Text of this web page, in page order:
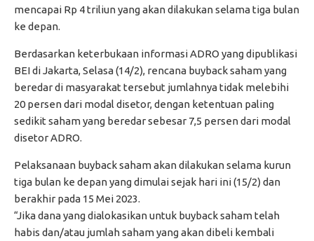
mencapai Rp 4 triliun yang akan dilakukan selama tiga bulan
ke depan.
Berdasarkan keterbukaan informasi ADRO yang dipublikasi
BEI di Jakarta, Selasa (14/2), rencana buyback saham yang
beredar di masyarakat tersebut jumlahnya tidak melebihi
20 persen dari modal disetor, dengan ketentuan paling
sedikit saham yang beredar sebesar 7,5 persen dari modal
disetor ADRO.
Pelaksanaan buyback saham akan dilakukan selama kurun
tiga bulan ke depan yang dimulai sejak hari ini (15/2) dan
berakhir pada 15 Mei 2023.
“Jika dana yang dialokasikan untuk buyback saham telah
habis dan/atau jumlah saham yang akan dibeli kembali